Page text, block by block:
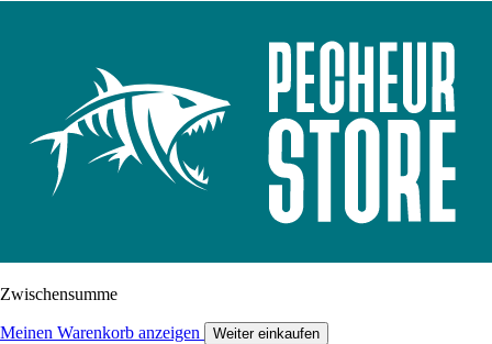
Zwischensumme
Meinen Warenkorb anzeigen Weiter einkaufen